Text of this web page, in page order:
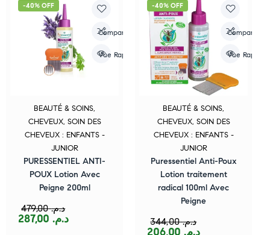
-40% OFF
Compare
Vue Rapide
BEAUTÉ & SOINS,
CHEVEUX, SOIN DES
CHEVEUX : ENFANTS -
JUNIOR
PURESSENTIEL ANTI-
POUX Lotion Avec
Peigne 200ml
د.م.479,00
د.م.
-40% OFF
Compare
Vue Rapide
BEAUTÉ & SOINS,
CHEVEUX, SOIN DES
CHEVEUX : ENFANTS -
JUNIOR
Puressentiel Anti-Poux
Lotion traitement
radical 100ml Avec
Peigne
د.م.344,00
د.م.